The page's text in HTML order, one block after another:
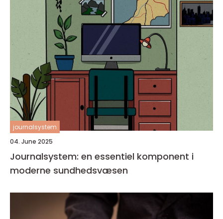
journalsystem
04. June 2025
Journalsystem: en essentiel komponent i
moderne sundhedsvæsen